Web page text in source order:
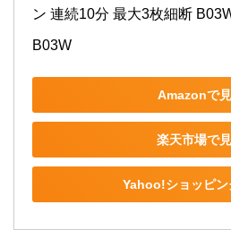
ン 連続10分 最大3枚細断
B03W
Amazonで
楽天市場で
Yahoo!ショッピン